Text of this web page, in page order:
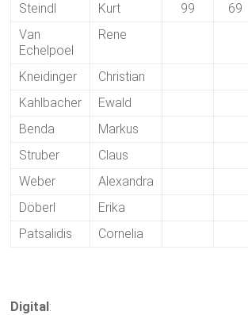
Steindl
Kurt 99 69
Van
Echelpoel
Rene
Kneidinger
Christian
Kahlbacher
Ewald
Benda
Markus
Struber
Claus
Weber
Alexandra
Döberl
Erika
Patsalidis
Cornelia
Digital: